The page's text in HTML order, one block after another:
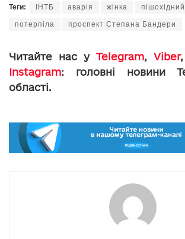
Теги: ІНТБ аварія жінка
потерпіла проспект Степана Бандери
Читайте нас у Telegram, Viber,
Instagram: головні новини
області.